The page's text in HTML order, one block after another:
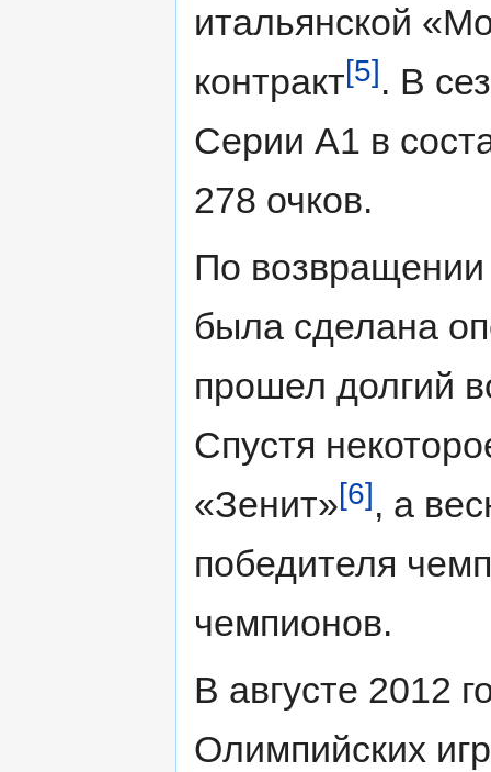
итальянской
контракт[5]. В
Серии А1 в
278 очков.
По
была сделана
прошел долгий
Спустя
«Зенит»[6], а
победителя
чемпионов.
В августе 2012
Олимпийских